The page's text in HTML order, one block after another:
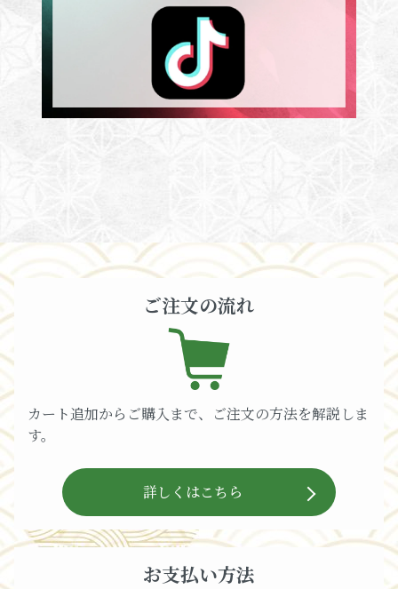
ご注文の流れ
カート追加からご購入まで、ご注文の方法を解説しま
す。
詳しくはこちら
お支払い方法